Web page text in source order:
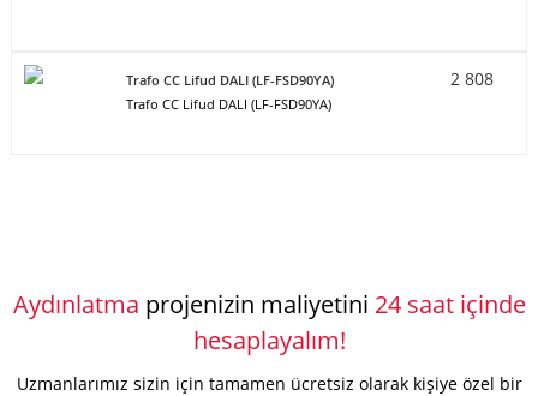
Trafo CC Lifud DALI (LF-FSD90YA)
Trafo CC Lifud DALI (LF-FSD90YA)
2 808
Aydınlatma projenizin maliyetini 24 saat içinde
hesaplayalım!
Uzmanlarımız sizin için tamamen ücretsiz olarak kişiye özel bir